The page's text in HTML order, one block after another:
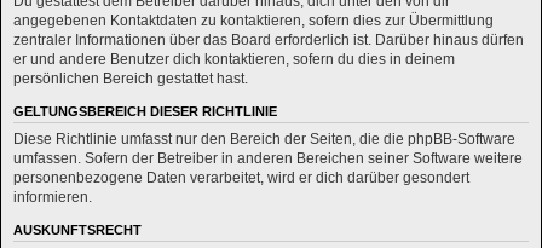
angegebenen Kontaktdaten zu kontaktieren, sofern dies zur Übermittlung
zentraler Informationen über das Board erforderlich ist. Darüber hinaus dürfen
er und andere Benutzer dich kontaktieren, sofern du dies in deinem
persönlichen Bereich gestattet hast.
GELTUNGSBEREICH DIESER RICHTLINIE
Diese Richtlinie umfasst nur den Bereich der Seiten, die die phpBB-Software
umfassen. Sofern der Betreiber in anderen Bereichen seiner Software weitere
personenbezogene Daten verarbeitet, wird er dich darüber gesondert
informieren.
AUSKUNFTSRECHT